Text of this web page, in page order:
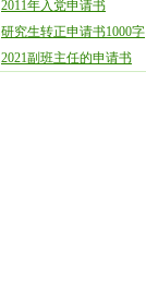
2011年入党申请书
研究生转正申请书1000字
2021副班主任的申请书